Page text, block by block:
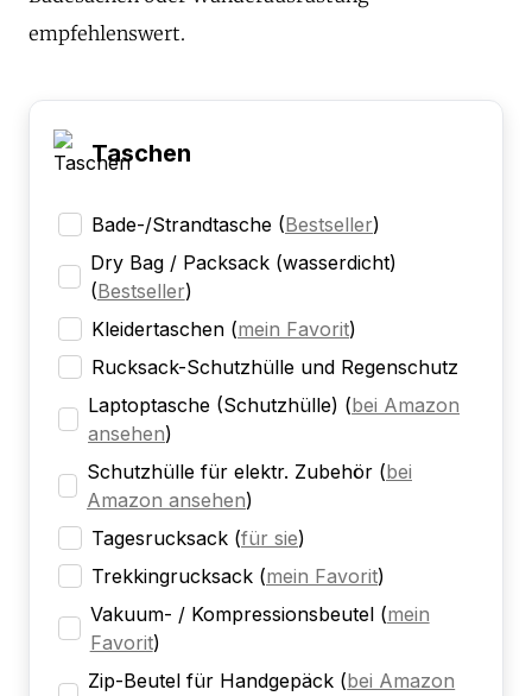
empfehlenswert.
Taschen
Bade-/Strandtasche (Bestseller)
Dry Bag / Packsack (wasserdicht)
(Bestseller)
Kleidertaschen (mein Favorit)
Rucksack-Schutzhülle und Regenschutz
Laptoptasche (Schutzhülle) (bei Amazon
ansehen)
Schutzhülle für elektr. Zubehör (bei
Amazon ansehen)
Tagesrucksack (für sie)
Trekkingrucksack (mein Favorit)
Vakuum- / Kompressionsbeutel (mein
Favorit)
Zip-Beutel für Handgepäck (bei Amazon